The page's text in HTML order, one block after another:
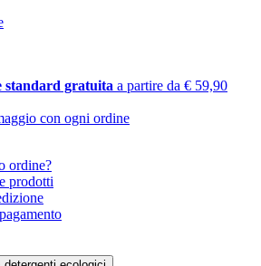
standard gratuita a partire da € 59,90
con ogni ordine
ordine?
prodotti